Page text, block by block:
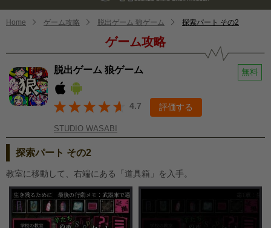
Home ゲーム攻略 脱出ゲーム 狼ゲーム 探索パート その2
ゲーム攻略
脱出ゲーム 狼ゲーム 無料
4.7 評価する
STUDIO WASABI
探索パート その2
教室に移動して、右端にある「道具箱」を入手。